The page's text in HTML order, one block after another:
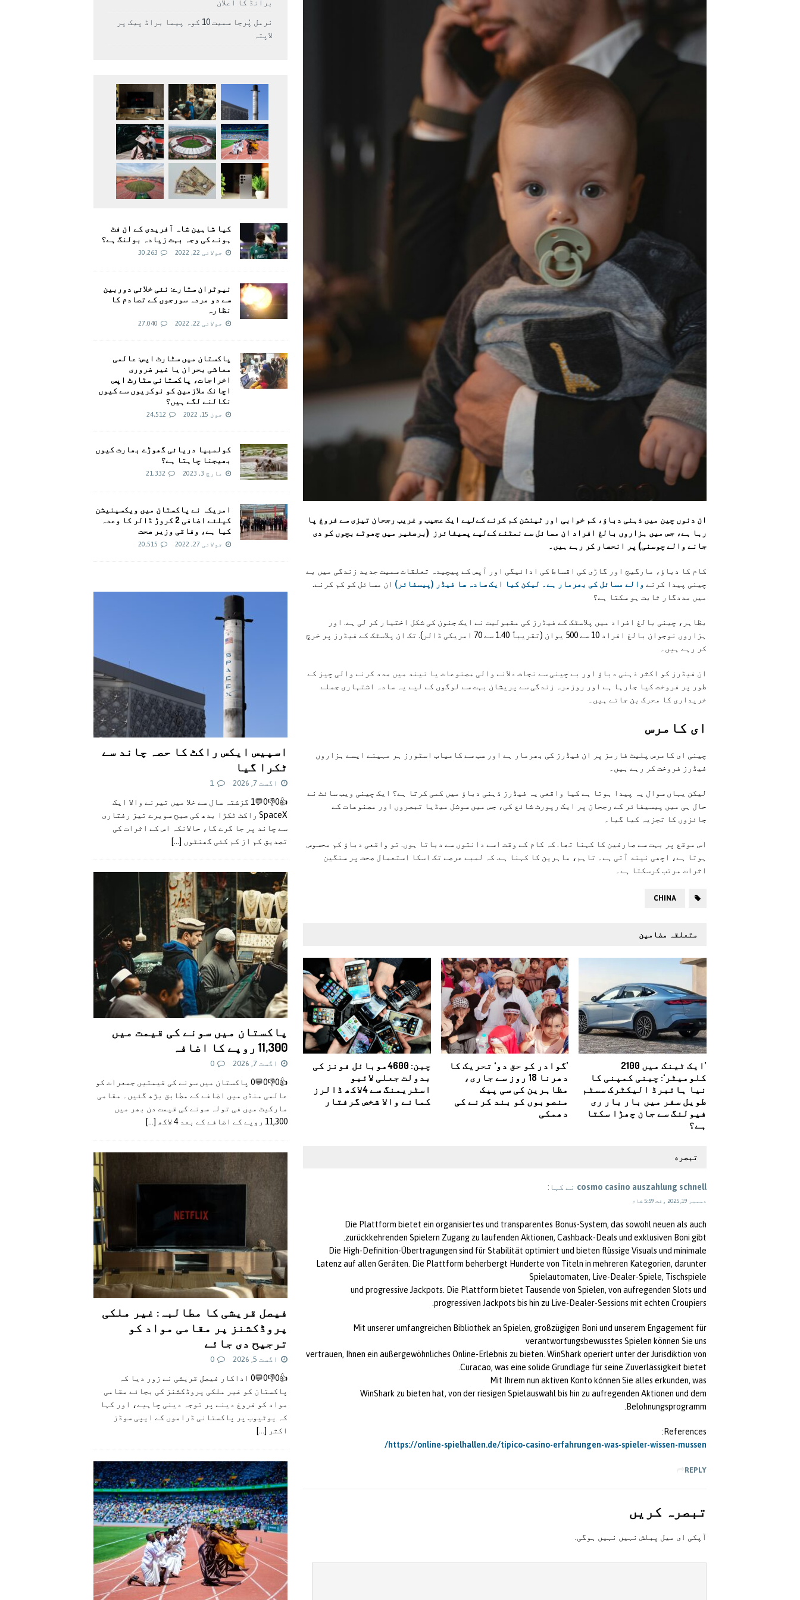
ان دنوں چین میں ذہنی دباؤ، کم خوابی اور ٹینشن کم کرنے کےلیے ایک عجیب و غریب رجحان تیزی سے فروغ پا
رہا ہے، جس میں ہزاروں بالغ افراد ان مسائل سے نمٹنے کےلیے پسیفائرز (برصغیر میں چھوٹے بچوں کو دی
جانے والے چوسنی) پر انحصار کر رہے ہیں۔
کام کا دباؤ، مارگیج اور گاڑی کی اقساط کی ادائیگی اور آپس کے پیچیدہ تعلقات سمیت جدید زندگی میں بے
چینی پیدا کرنے والے مسائل کی بھرمار ہے۔ لیکن کیا ایک سادہ سا فیڈر (پیسفائر) ان مسائل کو کم کرنے.
میں مددگار ثابت ہو سکتا ہے؟
بظاہر، چینی بالغ افراد میں پلاسٹک کے فیڈرز کی مقبولیت نے ایک جنون کی شکل اختیار کر لی ہے. اور
ہزاروں نوجوان بالغ افراد 10 سے 500 یوان (تقریباً 1.40 سے 70 امریکی ڈالر). تک ان پلاسٹک کے فیڈرز پر خرچ
کر رہے ہیں۔
ان فیڈرز کو اکثر ذہنی دباؤ اور بے چینی سے نجات دلانے والی مصنوعات یا نیند میں مدد کرنے والی چیز کے
طور پر فروخت کیا جارہا ہے اور روزمرہ زندگی سے پریشان بہت سے لوگوں کے لیے یہ سادہ اشتہاری جملے
خریداری کا محرک بن جاتے ہیں۔
ای کامرس
چینی ای کامرس پلیٹ فارمز پر ان فیڈرز کی بھرمار ہے اور سب سے کامیاب اسٹورز ہر مہینے ایسے ہزاروں
فیڈرز فروخت کر رہے ہیں۔
لیکن یہاں سوال یہ پیدا ہوتا ہے کیا واقعی یہ فیڈرز ذہنی دباؤ میں کمی کرتا ہے؟ ایک چینی ویب سائٹ نے
حال ہی میں پيسیفائر کے رجحان پر ایک رپورٹ شائع کی، جس میں سوشل میڈیا تبصروں اور مصنوعات کے
جائزوں کا تجزیہ کیا گیا۔
اس موقع پر بہت سے صارفین کا کہنا تھا. کہ کام کے وقت اسے دانتوں سے دباتا ہوں. تو واقعی دباؤ کم محسوس
ہوتا ہے، اچھی نیند آتی ہے۔ تاہم، ماہرین کا کہنا ہے. کہ لمبے عرصے تک اسکا استعمال صحت پر سنگین
اثرات مرتب کرسکتا ہے۔
CHINA
متعلقہ مضامین
’ایک ٹینک میں 2100
کلومیٹر‘: چینی کمپنی کا
نیا ہائبرڈ الیکٹرک سسٹم
طویل سفر میں بار بار ری
فیولنگ سے جان چھڑا سکتا
ہے؟
’گوادر کو حق دو‘ تحریک کا
دھرنا 18 روز سے جاری،
مظاہرین کی سی پیک
منصوبوں کو بند کرنے کی
دھمکی
چین: 4600موبائل فونز کی
بدولت جعلی لائیو
اسٹریمنگ سے 4لاکھ ڈالرز
کمانے والا شخص گرفتار
تبصره
cosmo casino auszahlung schnell نے کہا:
دسمبر 19, 2025 وقت 5:59 شام
Die Plattform bietet ein organisiertes und transparentes Bonus-System, das sowohl neuen als auch
zurückkehrenden Spielern Zugang zu laufenden Aktionen, Cashback-Deals und exklusiven Boni gibt.
Die High-Definition-Übertragungen sind für Stabilität optimiert und bieten flüssige Visuals und minimale
Latenz auf allen Geräten. Die Plattform beherbergt Hunderte von Titeln in mehreren Kategorien, darunter
Spielautomaten, Live-Dealer-Spiele, Tischspiele
und progressive Jackpots. Die Plattform bietet Tausende von Spielen, von aufregenden Slots und
progressiven Jackpots bis hin zu Live-Dealer-Sessions mit echten Croupiers.
Mit unserer umfangreichen Bibliothek an Spielen, großzügigen Boni und unserem Engagement für
verantwortungsbewusstes Spielen können Sie uns
vertrauen, Ihnen ein außergewöhnliches Online-Erlebnis zu bieten. WinShark operiert unter der Jurisdiktion von
Curacao, was eine solide Grundlage für seine Zuverlässigkeit bietet.
Mit Ihrem nun aktiven Konto können Sie alles erkunden, was
WinShark zu bieten hat, von der riesigen Spielauswahl bis hin zu aufregenden Aktionen und dem
Belohnungsprogramm.
References:
https://online-spielhallen.de/tipico-casino-erfahrungen-was-spieler-wissen-mussen/
REPLY
تبصرہ کريں
آپکی ای ميل پبلش نہيں نہيں ہوگی.
برانڈ کا اعلان
نرمل پُرجا سمیت 10 کوہ پیما براڈ پیک پر
لاپتہ
کیا شاہین شاہ آفریدی کے ان فٹ
ہونے کی وجہ بہت زیادہ بولنگ ہے؟
جولائی 22, 2022 30,263
نیوٹران ستارے: نئی خلائی دوربین
سے دو مردہ سورجوں کے تصادم کا
نظارہ
جولائی 22, 2022 27,040
پاکستان میں سٹارٹ اپس: عالمی
معاشی بحران یا غیر ضروری
اخراجات، پاکستانی سٹارٹ اپس
اچانک ملازمین کو نوکریوں سے کیوں
نکالنے لگے ہیں؟
جون 15, 2022 24,512
کولمبیا دریائی گھوڑے بھارت کیوں
بھیجنا چاہتا ہے؟
مارچ 3, 2023 21,332
امريکہ نے پاکستان میں ویکسینیشن
کیلئے اضافی 2 کروڑ ڈالر کا وعدہ
کیا ہے، وفاقی وزیر صحت
جولائی 27, 2022 20,515
اسپیس ایکس راکٹ کا حصہ چاند سے
ٹکرا گیا
اگست 7, 2026 1
👍0👎0💬1 گزشتہ سال سے خلا میں تیرنے والا ایک
SpaceX راکٹ ٹکڑا بدھ کی صبح سویرے تیز رفتاری
سے چاند پر جا گرے گا، حالانکہ اس کے اثرات کی
تصدیق کم از کم کئی گھنٹوں [...]
پاکستان میں سونے کی قیمت میں
11,300 روپے کا اضافہ
اگست 7, 2026 0
👍0👎0💬0 پاکستان میں سونے کی قیمتیں جمعرات کو
عالمی منڈی میں اضافے کے مطابق بڑھ گئیں۔ مقامی
مارکیٹ میں فی تولہ سونے کی قیمت دن بھر میں
11,300 روپے کے اضافے کے بعد 4 لاکھ
[...]
فیصل قریشی کا مطالبہ: غیر ملکی
پروڈکشنز پر مقامی مواد کو
ترجیح دی جائے
اگست 5, 2026 0
👍0👎0💬0 اداکار فیصل قریشی نے زور دیا کہ
پاکستان کو غیر ملکی پروڈکشنز کی بجائے مقامی
مواد کو فروغ دینے پر توجہ دینی چاہیے، اور کہا
کہ یوٹیوب پر پاکستانی ڈراموں کے ایپی سوڈز
اکثر
[...]